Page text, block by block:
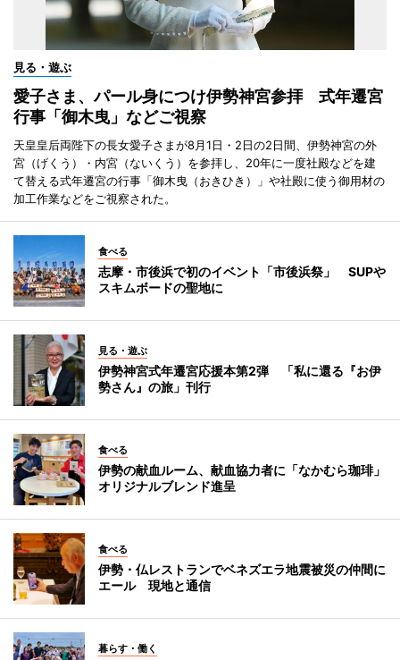
見る・遊ぶ
愛子さま、パール身につけ伊勢神宮参拝 式年遷宮
行事「御木曳」などご視察
天皇皇后両陛下の長女愛子さまが8月1日・2日の2日間、伊勢神宮の外
宮（げくう）・内宮（ないくう）を参拝し、20年に一度社殿などを建
て替える式年遷宮の行事「御木曳（おきひき）」や社殿に使う御用材の
加工作業などをご視察された。
食べる
志摩・市後浜で初のイベント「市後浜祭」 SUPや
スキムボードの聖地に
見る・遊ぶ
伊勢神宮式年遷宮応援本第2弾 「私に還る『お伊
勢さん』の旅」刊行
食べる
伊勢の献血ルーム、献血協力者に「なかむら珈琲」
オリジナルブレンド進呈
食べる
伊勢・仏レストランでベネズエラ地震被災の仲間に
エール 現地と通信
暮らす・働く